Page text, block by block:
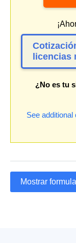
licencias
¿No es tu
See additional
Mostrar